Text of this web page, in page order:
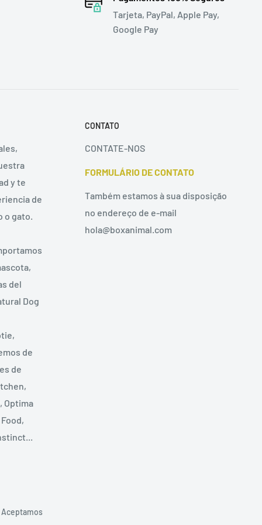
Tarjeta, PayPal, Apple Pay,
Google Pay
y te
de
o gato.
del
Dog
de
de
Optima
CONTATO
CONTATE-NOS
FORMULÁRIO DE CONTATO
Também estamos à sua disposição
no endereço de e-mail
hola@boxanimal.com
Aceptamos